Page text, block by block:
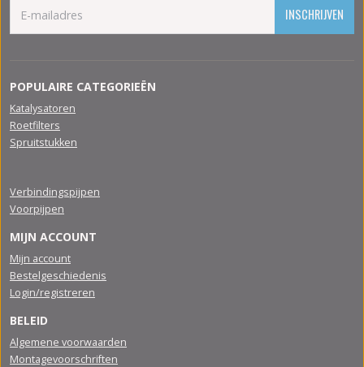
INSCHRIJVEN
POPULAIRE CATEGORIEËN
Katalysatoren
Roetfilters
Spruitstukken
Verbindingspijpen
Voorpijpen
MIJN ACCOUNT
Mijn account
Bestelgeschiedenis
Login/registreren
BELEID
Algemene voorwaarden
Montagevoorschriften